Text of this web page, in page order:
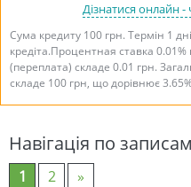
Дізнатися онлайн -
Сума кредиту 100 грн. Термін 1
кредіта.Процентная ставка
(переплата) складе 0.01 грн.
складе 100 грн, що дорівнює
Навігація по записам
1 2 »